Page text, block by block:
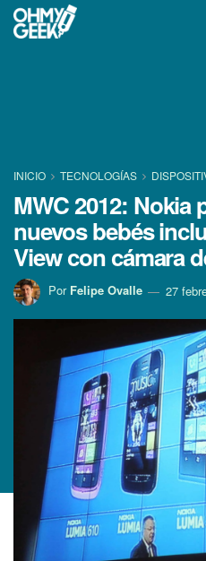
INICIO TECNOLOGÍ­AS
MWC 2012: Nokia
nuevos bebés
View con cámara
Por Felipe Ovalle 27